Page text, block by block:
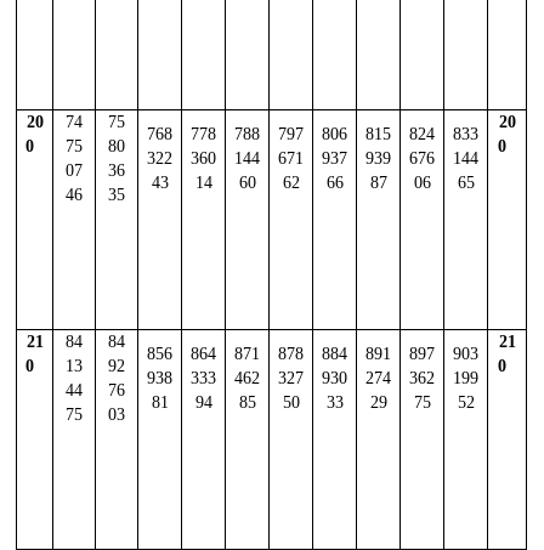
20
0
74
75
07
46
75
80
36
35
768
322
43
778
360
14
788
144
60
797
671
62
806
937
66
815
939
87
824
676
06
833
144
65
20
0
21
0
84
13
44
75
84
92
76
03
856
938
81
864
333
94
871
462
85
878
327
50
884
930
33
891
274
29
897
362
75
903
199
52
21
0